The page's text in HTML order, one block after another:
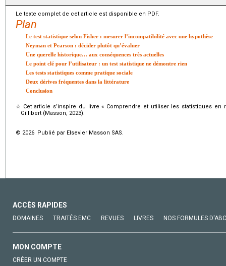
Le texte complet de cet article est disponible en PDF.
Plan
Le test statistique selon Fisher : mesurer l’incompatibilité avec une hypothèse
Neyman et Pearson : décider plutôt qu’évaluer
Une querelle historique… aux conséquences très actuelles
Le point clé pour l’utilisateur : un test statistique ne démontre rien
Les tests statistiques comme pratique sociale
Deux dérives fréquentes dans la littérature
Conclusion
☆ Cet article s’inspire du livre « Comprendre et utiliser les statistiques en
Gillibert (Masson, 2023).
© 2026 Publié par Elsevier Masson SAS.
ACCÈS RAPIDES
DOMAINES TRAITÉS EMC REVUES LIVRES NOS FORMULES
MON COMPTE
CRÉER UN COMPTE